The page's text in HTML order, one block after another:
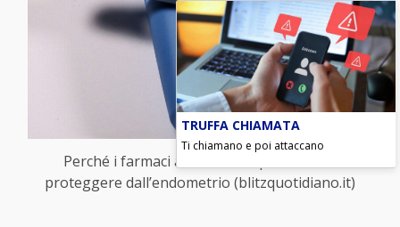
Perché i farmaci anti-obesità potrebbero
proteggere dall’endometrio (blitzquotidiano.it)
TRUFFA CHIAMATA
Ti chiamano e poi attaccano